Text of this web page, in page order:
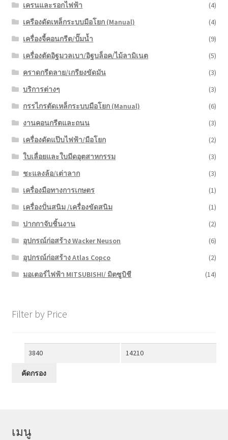
เครนและรอกไฟฟ้า
(4)
เครืองดัดเหล็กระบบมือโยก (Manual)
(4)
เครื่องจี้คอนกรีต/ปั๊มน้ำ
(9)
เครื่องตัดอิฐมวลเบา/อิฐบล็อค/ไม้ลามิเนต
(5)
คราดกรีดลาย/เกรียงขัดมัน
(3)
บริการต่างๆ
(3)
กรรไกรตัดเหล็กระบบมือโยก (Manual)
(6)
งานคอนกรีตและถนน
(3)
เครื่องดัดแป๊บไฟฟ้า/มือโยก
(2)
ใบเลื่อยและใบมีดอุตสาหกรรม
(3)
ชะแลงล้อ/เต่าลาก
(3)
เครื่องมือทางการเกษตร
(1)
เครื่องปั่นสนิม /เครื่องขัดสนิม
(1)
ปากกาจับชิ้นงาน
(2)
อุปกรณ์ก่อสร้าง Wacker Neuson
(6)
อุปกรณ์ก่อสร้าง Atlas Copco
(2)
มอเตอร์ไฟฟ้า MITSUBISHI/ มิตซูบิชี
(14)
Filter by Price
ราคา
ต่ำ
ราคา
คัดกรอง
เมนู